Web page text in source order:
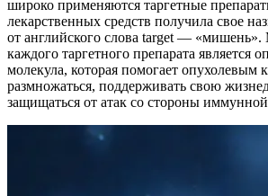
широко применяются таргетные
лекарственных средств получила свое
от английского слова target —
каждого таргетного препарата является
молекула, которая помогает опухолевым
размножаться, поддерживать свою
защищаться от атак со стороны